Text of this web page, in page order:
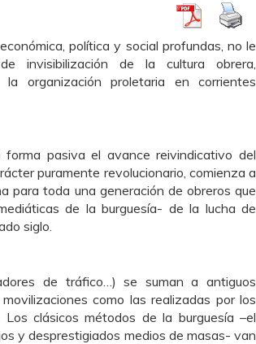
política y social profundas, no le
invisibilización de la cultura obrera,
organización proletaria en corrientes
pasiva el avance reivindicativo del
puramente revolucionario, comienza a
para toda una generación de obreros que
de la burguesía- de la lucha de
siglo.
de tráfico…) se suman a antiguos
como las realizadas por los
clásicos métodos de la burguesía –el
y desprestigiados medios de masas- van